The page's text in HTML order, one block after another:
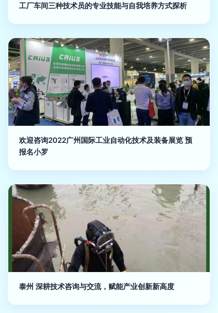
工厂车间三种技术员的专业技能与自我培养方式探析
欢迎咨询2022广州国际工业自动化技术及装备展览 预
报名小罗
泰州 深耕技术咨询与交流，赋能产业创新新高度